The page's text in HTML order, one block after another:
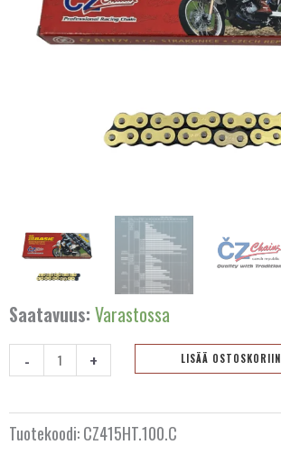
Saatavuus: Varastossa
-
CZ
415
+ LISÄÄ OSTOSKORIIN
Tuotekoodi:CZ415HT.100.C
AUSTRALIA
BELGIA
BULGARIA
ESPANJA
IRLANTI